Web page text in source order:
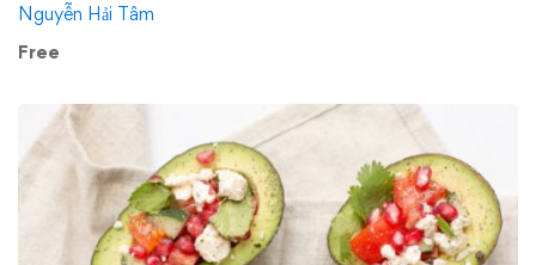
Nguyễn Hải Tâm
Free